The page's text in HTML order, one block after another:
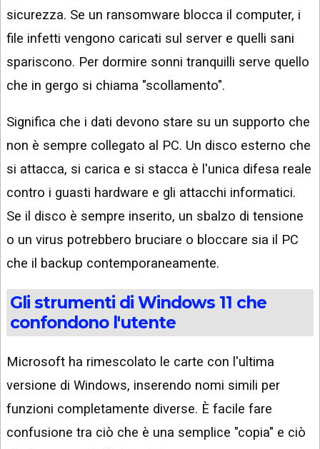
sicurezza. Se un ransomware blocca il computer, i
file infetti vengono caricati sul server e quelli sani
spariscono. Per dormire sonni tranquilli serve quello
che in gergo si chiama "scollamento".
Significa che i dati devono stare su un supporto che
non è sempre collegato al PC. Un disco esterno che
si attacca, si carica e si stacca è l'unica difesa reale
contro i guasti hardware e gli attacchi informatici.
Se il disco è sempre inserito, un sbalzo di tensione
o un virus potrebbero bruciare o bloccare sia il PC
che il backup contemporaneamente.
Gli strumenti di Windows 11 che
confondono l'utente
Microsoft ha rimescolato le carte con l'ultima
versione di Windows, inserendo nomi simili per
funzioni completamente diverse. È facile fare
confusione tra ciò che è una semplice "copia" e ciò